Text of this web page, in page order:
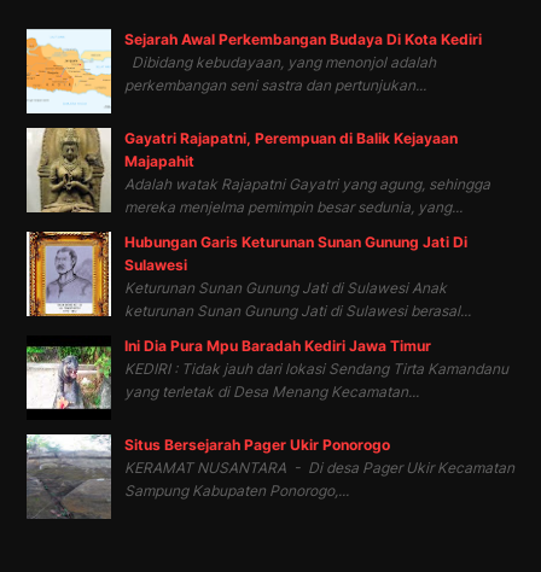
Sejarah Awal Perkembangan Budaya Di Kota Kediri
Dibidang kebudayaan, yang menonjol adalah
perkembangan seni sastra dan pertunjukan...
Gayatri Rajapatni, Perempuan di Balik Kejayaan
Majapahit
Adalah watak Rajapatni Gayatri yang agung, sehingga
mereka menjelma pemimpin besar sedunia, yang...
Hubungan Garis Keturunan Sunan Gunung Jati Di
Sulawesi
Keturunan Sunan Gunung Jati di Sulawesi Anak
keturunan Sunan Gunung Jati di Sulawesi berasal...
Ini Dia Pura Mpu Baradah Kediri Jawa Timur
KEDIRI : Tidak jauh dari lokasi Sendang Tirta Kamandanu
yang terletak di Desa Menang Kecamatan...
Situs Bersejarah Pager Ukir Ponorogo
KERAMAT NUSANTARA - Di desa Pager Ukir Kecamatan
Sampung Kabupaten Ponorogo,...